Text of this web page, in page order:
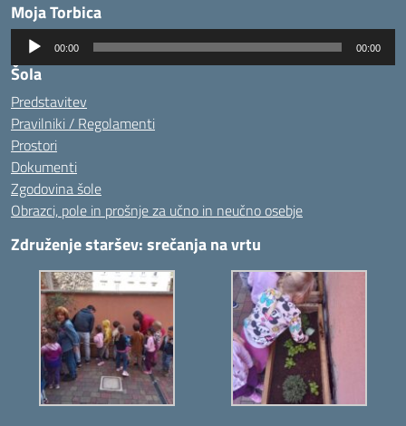
Moja Torbica
Predvajalnik
zvoka
00:00 00:00
Šola
Predstavitev
Pravilniki / Regolamenti
Prostori
Dokumenti
Zgodovina šole
Obrazci, pole in prošnje za učno in neučno osebje
Združenje staršev: srečanja na vrtu